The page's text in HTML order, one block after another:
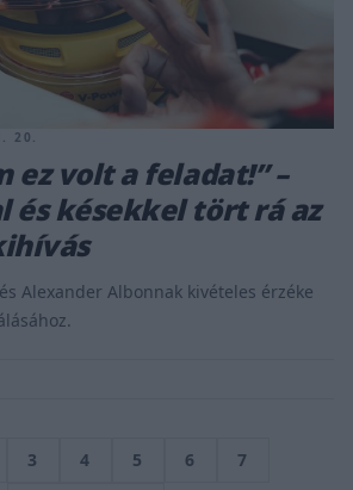
20.
ez volt a feladat!” –
és késekkel tört rá az
Alexander Albonnak kivételes érzéke
3 4 5 6
7